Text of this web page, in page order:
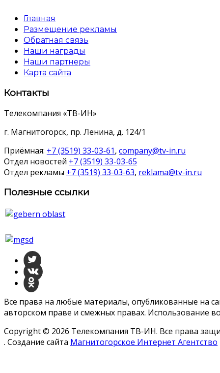
Главная
Размещение рекламы
Обратная связь
Наши награды
Наши партнеры
Карта сайта
Контакты
Телекомпания «ТВ-ИН»
г. Магнитогорск, пр. Ленина, д. 124/1
Приёмная: +7 (3519) 33-03-61, company@tv-in.ru
Отдел новостей +7 (3519) 33-03-65
Отдел рекламы +7 (3519) 33-03-63, reklama@tv-in.ru
Полезные ссылки
Все права на любые материалы, опубликованные на
авторском праве и смежных правах. Использование
Copyright © 2026 Телекомпания ТВ-ИН. Все права
. Создание сайта Магнитогорское Интернет Агентство